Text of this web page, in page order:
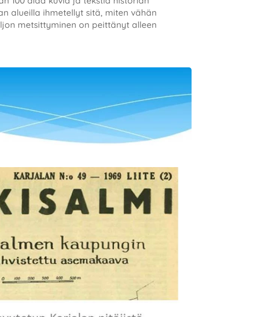
alueilla ihmetellyt sitä, miten vähän
metsittyminen on peittänyt alleen